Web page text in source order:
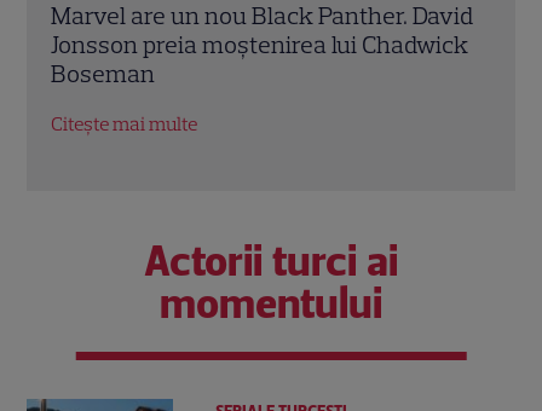
Ryan Gosling este noul Ghost Rider din
Universul Marvel. Anunțul făcut la
Comic-Con i-a entuziasmat pe fani
Citește mai multe
Actorii turci ai
momentului